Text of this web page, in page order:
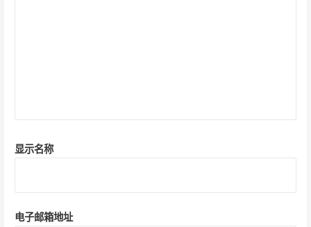
显示名称
电子邮箱地址